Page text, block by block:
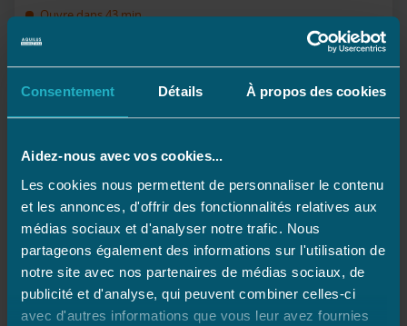
Consentement Détails À propos des cookies
Aidez-nous avec vos cookies...
Les cookies nous permettent de personnaliser le contenu
et les annonces, d'offrir des fonctionnalités relatives aux
médias sociaux et d'analyser notre trafic. Nous
partageons également des informations sur l'utilisation de
notre site avec nos partenaires de médias sociaux, de
publicité et d'analyse, qui peuvent combiner celles-ci
avec d'autres informations que vous leur avez fournies
pour
obtenir
plus
amples
: Ouvre dans 43 min
AFFICHER
LE
DE
DU
DE
VENTE
AQUILUS
PISCINES
ET
SPAS
LAVAL
Loire
MAYENNE
Cosse Le Vivien